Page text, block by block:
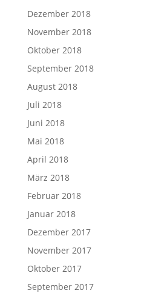
Dezember 2018
November 2018
Oktober 2018
September 2018
August 2018
Juli 2018
Juni 2018
Mai 2018
April 2018
März 2018
Februar 2018
Januar 2018
Dezember 2017
November 2017
Oktober 2017
September 2017